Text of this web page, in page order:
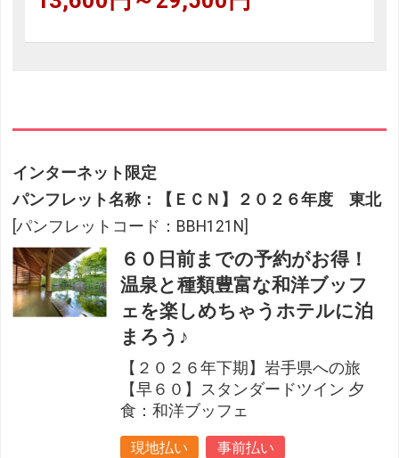
インターネット限定
パンフレット名称：【ＥＣＮ】２０２６年度 東北
[パンフレットコード：BBH121N]
６０日前までの予約がお得！
温泉と種類豊富な和洋ブッフ
ェを楽しめちゃうホテルに泊
まろう♪
【２０２６年下期】岩手県への旅
【早６０】スタンダードツイン 夕
食：和洋ブッフェ
現地払い
事前払い